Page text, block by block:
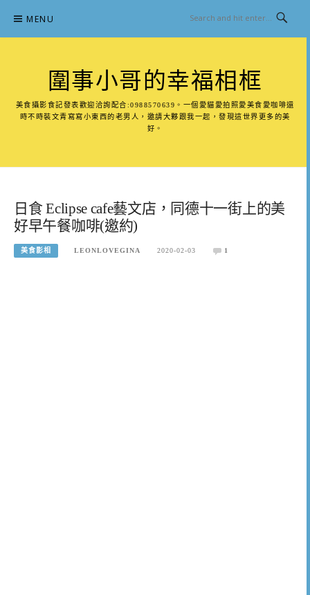
content
MENU
圍事小哥的幸福相框
美食攝影食記發表歡迎洽詢配合:0988570639。一個愛貓愛拍照愛美食愛咖啡還
時不時裝文青寫寫小東西的老男人，邀請大夥跟我一起，發現這世界更多的美
好。
日食 Eclipse cafe藝文店，同德十一街上的美
好早午餐咖啡(邀約)
美食影相 LEONLOVEGINA 2020-02-03 1